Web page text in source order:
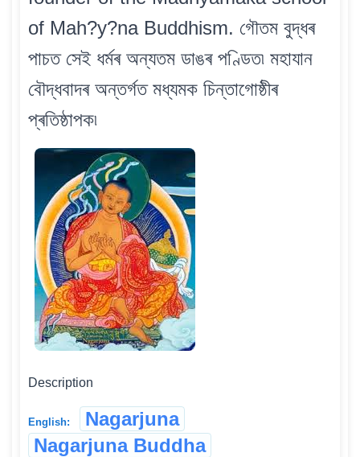
of Mah?y?na Buddhism. গৌতম বুদ্ধৰ
পাচত সেই ধৰ্মৰ অন্যতম ডাঙৰ পণ্ডিত৷ মহাযান
বৌদ্ধবাদৰ অন্তৰ্গত মধ্যমক চিন্তাগোষ্ঠীৰ
প্ৰতিষ্ঠাপক৷
Description
English:
Nagarjuna
Nagarjuna Buddha